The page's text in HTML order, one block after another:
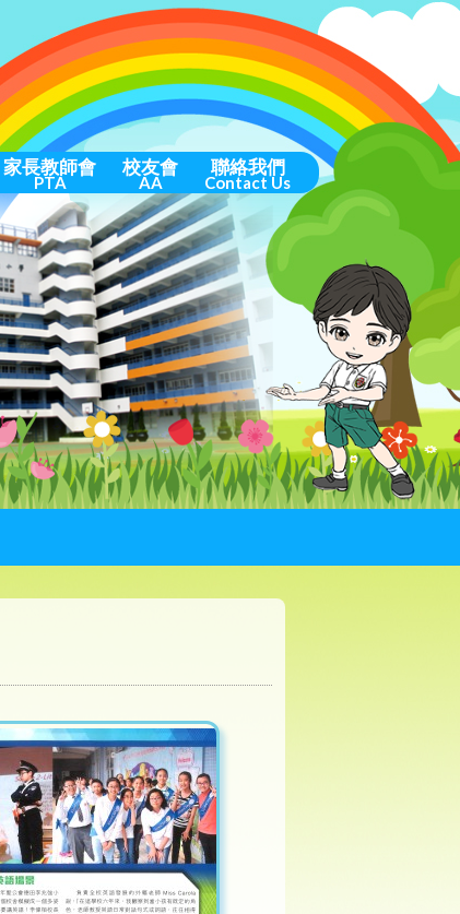
家長教師會
PTA
校友會
AA
聯絡我們
Contact Us